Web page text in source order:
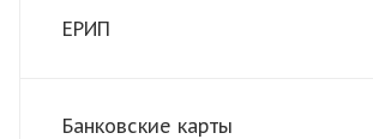
ЕРИП
Банковские карты